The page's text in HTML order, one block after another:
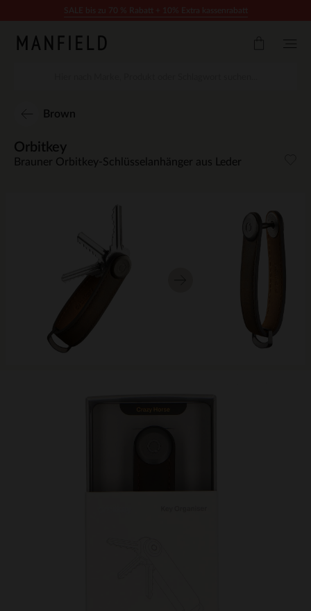
Brown
Orbitkey
Brauner Orbitkey-Schlüsselanhänger aus Leder